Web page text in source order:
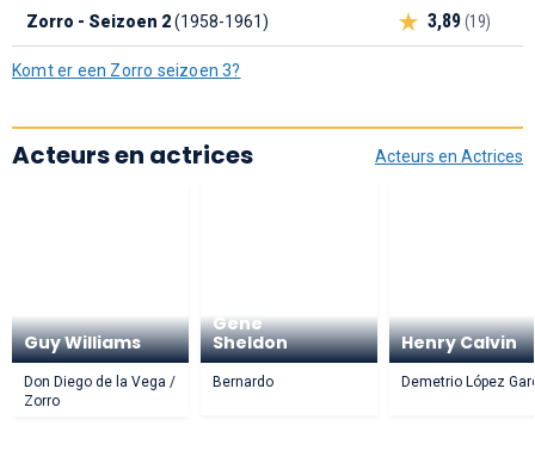
3,89(19)
Zorro - Seizoen 2(1958-1961)
Komt er een Zorro seizoen 3?
Acteurs en Actrices
Acteurs en actrices
Guy Williams
Don Diego de la Vega /
Zorro
Gene
Sheldon
Bernardo
Henry Calvin
Demetrio López